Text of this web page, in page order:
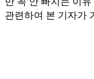
관련하여 본 기자가